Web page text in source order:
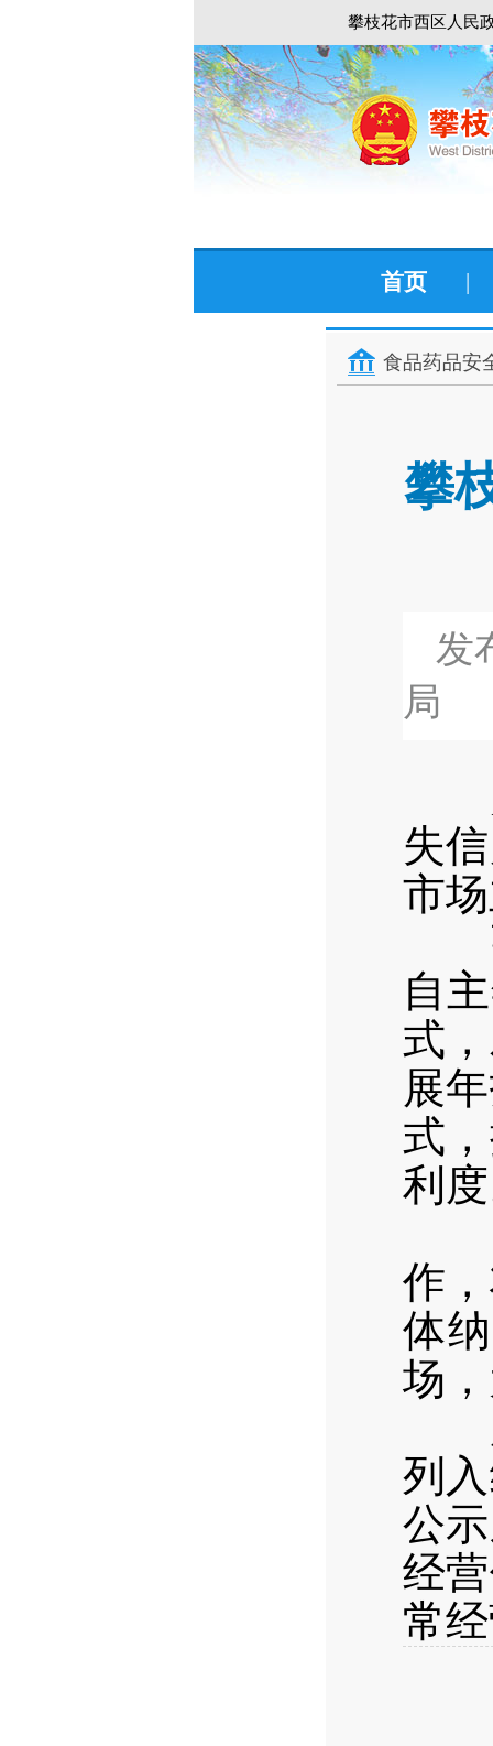
攀枝花市西区人民
首页 |
食品药品安
攀
发
局
失
市
强
自
式
展
式
利
作
体
场
列
公
经
常